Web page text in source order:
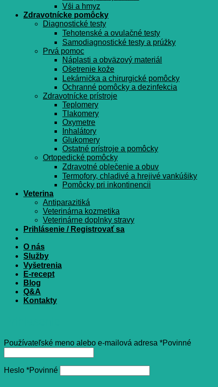
Vši a hmyz
Zdravotnícke pomôcky
Diagnostické testy
Tehotenské a ovulačné testy
Samodiagnostické testy a prúžky
Prvá pomoc
Náplasti a obväzový materiál
Ošetrenie kože
Lekárnička a chirurgické pomôcky
Ochranné pomôcky a dezinfekcia
Zdravotnícke prístroje
Teplomery
Tlakomery
Oxymetre
Inhalátory
Glukomery
Ostatné prístroje a pomôcky
Ortopedické pomôcky
Zdravotné oblečenie a obuv
Termofory, chladivé a hrejivé vankúšiky
Pomôcky pri inkontinencii
Veterina
Antiparazitiká
Veterinárna kozmetika
Veterinárne doplnky stravy
Prihlásenie / Registrovať sa
O nás
Služby
Vyšetrenia
E-recept
Blog
Q&A
Kontakty
Používateľské meno alebo e-mailová adresa *Povinné
Heslo *Povinné